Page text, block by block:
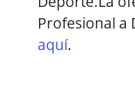
Profesional a
aquí.